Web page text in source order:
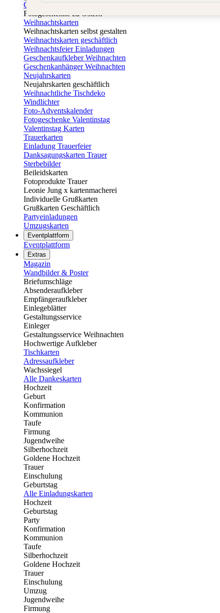
Osterkarten
Fotogeschenke zu Ostern
Weihnachtskarten
Weihnachtskarten selbst gestalten
Weihnachtskarten geschäftlich
Weihnachtsfeier Einladungen
Geschenkaufkleber Weihnachten
Geschenkanhänger Weihnachten
Neujahrskarten
Neujahrskarten geschäftlich
Weihnachtliche Tischdeko
Windlichter
Foto-Adventskalender
Fotogeschenke Valentinstag
Valentinstag Karten
Trauerkarten
Einladung Trauerfeier
Danksagungskarten Trauer
Sterbebilder
Beileidskarten
Fotoprodukte Trauer
Leonie Jung x kartenmacherei
Individuelle Grußkarten
Grußkarten Geschäftlich
Partyeinladungen
Umzugskarten
Eventplattform
Eventplattform
Extras
Magazin
Wandbilder & Poster
Briefumschläge
Absenderaufkleber
Empfängeraufkleber
Einlegeblätter
Gestaltungsservice
Einleger
Gestaltungsservice Weihnachten
Hochwertige Aufkleber
Tischkarten
Adressaufkleber
Wachssiegel
Alle Dankeskarten
Hochzeit
Geburt
Konfirmation
Kommunion
Taufe
Firmung
Jugendweihe
Silberhochzeit
Goldene Hochzeit
Trauer
Einschulung
Geburtstag
Alle Einladungskarten
Hochzeit
Geburtstag
Party
Konfirmation
Kommunion
Taufe
Silberhochzeit
Goldene Hochzeit
Trauer
Einschulung
Umzug
Jugendweihe
Firmung